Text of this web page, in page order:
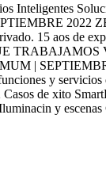
2022
15 aos de
|
y
Casos de xito
y